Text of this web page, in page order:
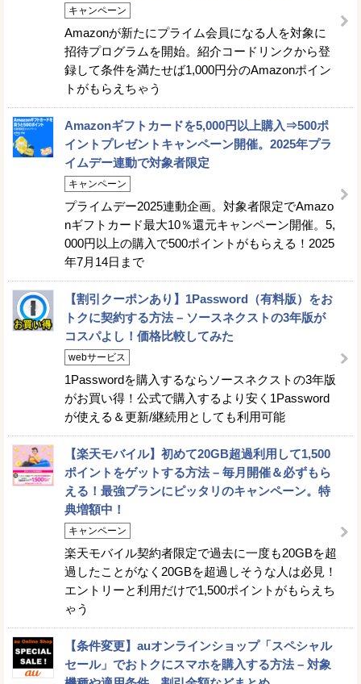
キャンペーン
Amazonが新たにプライム会員になる人を対象に
招待プログラムを開始。紹介コードリンクから登
録して条件を満たせば1,000円分のAmazonポイン
トがもらえちゃう
Amazonギフトカードを5,000円以上購入⇒500ポ
イントプレゼントキャンペーン開催。2025年プラ
イムデー連動で対象者限定
キャンペーン
プライムデー2025連動企画。対象者限定でAmazo
nギフトカード最大10％還元キャンペーン開催。5,
000円以上の購入で500ポイントがもらえる！2025
年7月14日まで
【割引クーポンあり】1Password（有料版）をお
トクに契約する方法 – ソースネクストの3年版が
コスパよし！価格比較してみた
webサービス
1Passwordを購入するならソースネクストの3年版
がお買い得！公式で購入するより安く1Password
が使える＆更新/継続用としても利用可能
【楽天モバイル】初めて20GB超過利用して1,500
ポイントをゲットする方法 – 毎月開催＆必ずもら
える！最強プランにピッタリのキャンペーン。特
典増額中！
キャンペーン
楽天モバイル契約者限定で過去に一度も20GBを超
過したことがなく20GBを超過しそうな人は必見！
エントリーと利用だけで1,500ポイントがもらえち
ゃう
【条件変更】auオンラインショップ「スペシャル
セール」でおトクにスマホを購入する方法 – 対象